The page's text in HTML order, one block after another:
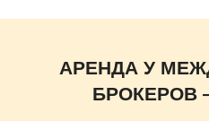
АРЕНДА У
БРОКЕРОВ